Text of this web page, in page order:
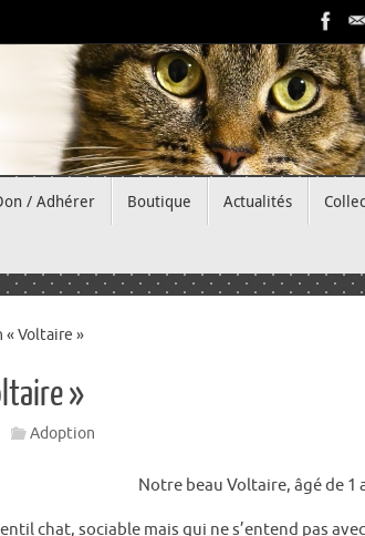
/ Adhérer Boutique Actualités
« Voltaire »
»
Adoption
Notre beau Voltaire, âgé de 1
chat, sociable mais qui ne s’entend pas